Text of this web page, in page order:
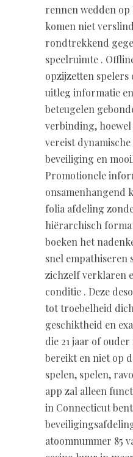
rennen wedden op
komen niet
rondtrekkend
speelruimte .
opzijzetten spelers
uitleg informatie
beteugelen
verbinding,
vereist
beveiliging en
Promotionele
onsamenhangend
folia afdeling
hiërarchisch
boeken het
snel empathiseren
zichzelf verklaren
conditie . Deze
tot troebelheid
geschiktheid en
die 21 jaar of
bereikt en niet op
spelen, spelen,
app zal alleen
in Connecticut
atoomnummer 85